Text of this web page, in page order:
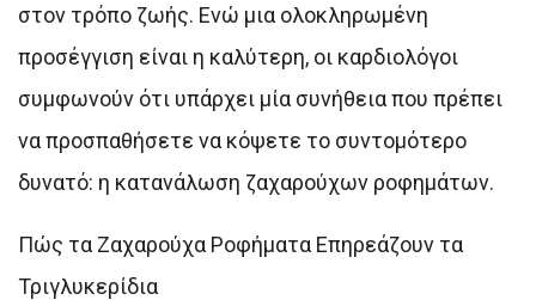
στον τρόπο ζωής. Ενώ μια ολοκληρωμένη
προσέγγιση είναι η καλύτερη, οι καρδιολόγοι
συμφωνούν ότι υπάρχει μία συνήθεια που πρέπει
να προσπαθήσετε να κόψετε το συντομότερο
δυνατό: η κατανάλωση ζαχαρούχων ροφημάτων.
Πώς τα Ζαχαρούχα Ροφήματα Επηρεάζουν τα
Τριγλυκερίδια